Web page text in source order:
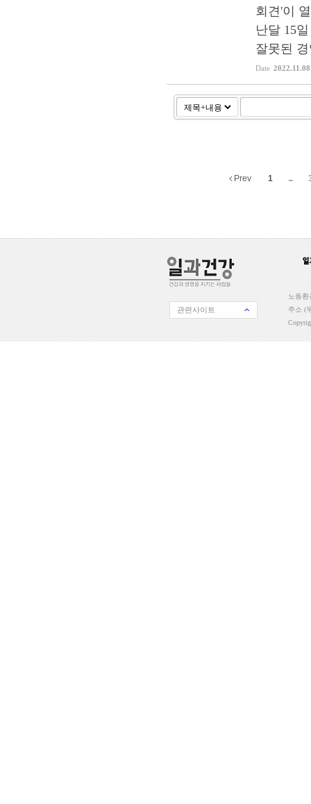
회견'이
난달 15
잘못된
Date 2022.11.08
Prev 1 ...
관련사이트
노동환
주소 (